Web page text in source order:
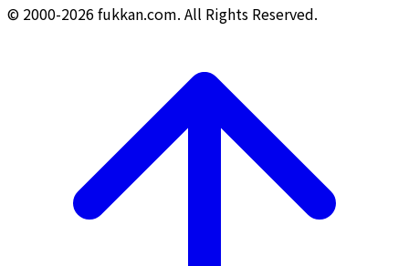
© 2000-2026 fukkan.com. All Rights Reserved.